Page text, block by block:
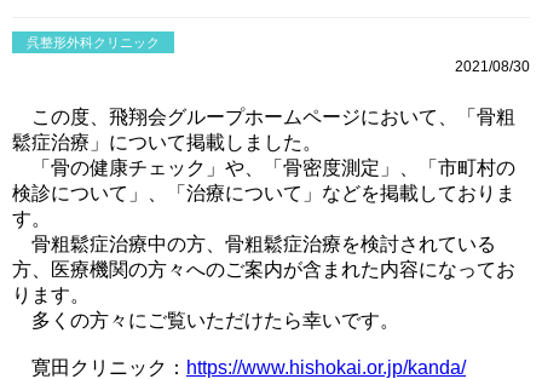
呉整形外科クリニック
2021/08/30
この度、飛翔会グループホームページにおいて、「骨粗
鬆症治療」について掲載しました。
「骨の健康チェック」や、「骨密度測定」、「市町村の
検診について」、「治療について」などを掲載しておりま
す。
骨粗鬆症治療中の方、骨粗鬆症治療を検討されている
方、医療機関の方々へのご案内が含まれた内容になってお
ります。
多くの方々にご覧いただけたら幸いです。
寛田クリニック： https://www.hishokai.or.jp/kanda/